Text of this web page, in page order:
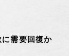
に需要回復か